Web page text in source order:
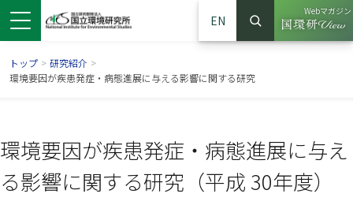
EN
サイト内検索
検索
Webマガジン
（別ウイ
トップ > 研究紹介 >
環境要因が疾患発症・病態進展に与える影響に関する研究
環境要因が疾患発症・病態進展に与え
る影響に関する研究（平成 30年度）